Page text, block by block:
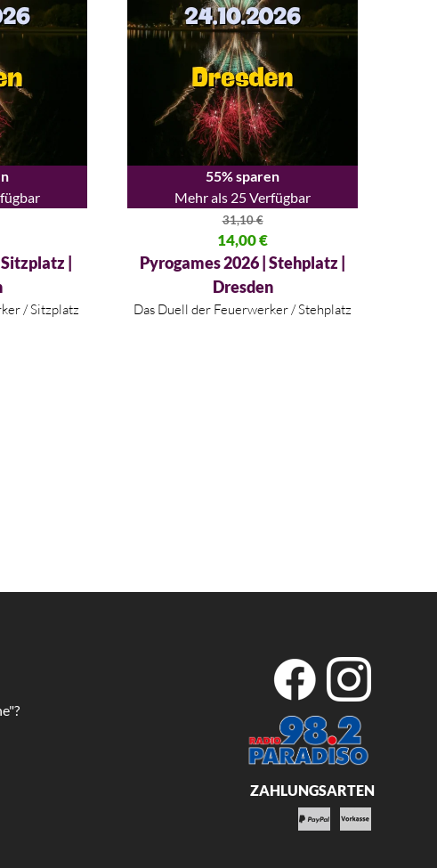
42,10 €
€.
|
/ Sitzplatz
55% sparen
Mehr als 25 Verfügbar
31,10€
Ursprünglicher Preis war: 31,10 €
14,00€
Aktueller Preis ist: 14,00 €.
Pyrogames 2026 | Stehplatz |
Dresden
Das Duell der Feuerwerker / Stehplatz
ZAHLUNGSARTEN